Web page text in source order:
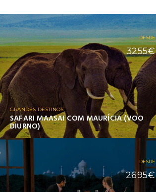
DESDE
3255€
GRANDES DESTINOS
SAFARI MAASAI COM MAURÍCIA (VOO
DIURNO)
DESDE
2695€